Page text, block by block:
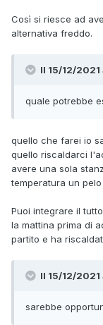
Così si riesce ad
alternativa freddo.
Il 15/12/
quale potrebbe
quello che farei io
quello riscaldarci
avere una sola
temperatura un
Puoi integrare il
la mattina prima di
partito e ha
Il 15/12/
sarebbe